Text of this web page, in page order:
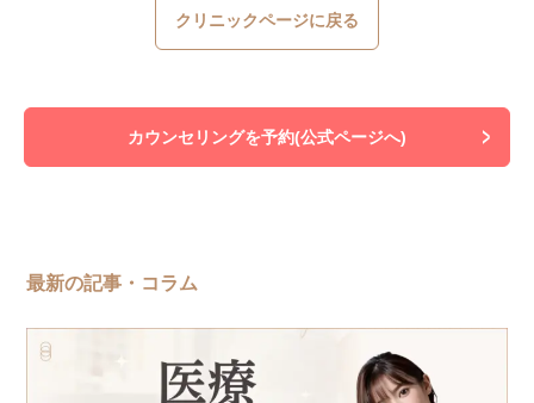
クリニックページに戻る
カウンセリングを予約(公式ページへ)
最新の記事・コラム